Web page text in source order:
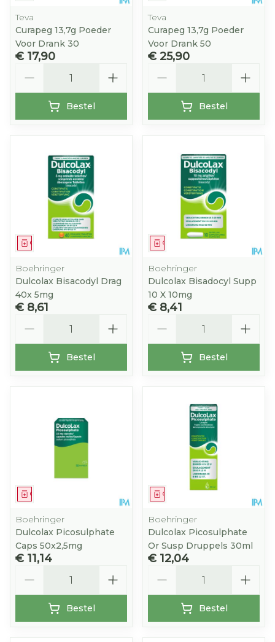
Teva
Curapeg 13,7g Poeder
Voor Drank 30
€ 17,90
Bestel
Teva
Curapeg 13,7g Poeder
Voor Drank 50
€ 25,90
Bestel
Geneesmiddel
Boehringer
Dulcolax Bisacodyl Drag
40x 5mg
€ 8,61
Bestel
Geneesmiddel
Boehringer
Dulcolax Bisadocyl Supp
10 X 10mg
€ 8,41
Bestel
Geneesmiddel
Boehringer
Dulcolax Picosulphate
Caps 50x2,5mg
€ 11,14
Bestel
Geneesmiddel
Boehringer
Dulcolax Picosulphate
Or Susp Druppels 30ml
€ 12,04
Bestel